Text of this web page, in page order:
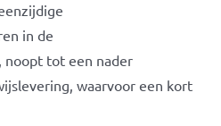
in de
noopt tot een nader
waarvoor een kort